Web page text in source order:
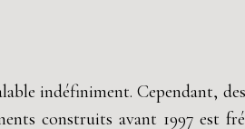
indéfiniment. Cependant,
construits avant 1997 est